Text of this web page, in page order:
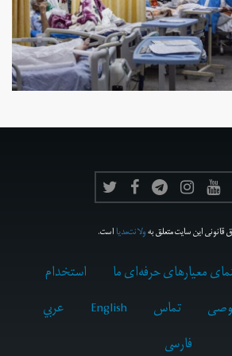
قانونی این سایت متعلق بهولانت‌مدیااست.
معیارهای حرفه‌ای ما
استخدام
تماس English
عربي
فارسى